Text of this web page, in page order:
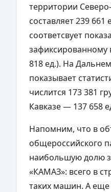
территории
составляет 239 661
соответсвует
818 ед.). На
показывает
числится 173 381
Кавказе — 137 658
Напомним, что в
общероссийского
наибольшую долю
«КАМАЗ»: всего в
таких машин. А еще